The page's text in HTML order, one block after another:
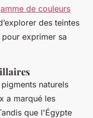
de couleurs
des teintes
exprimer sa
pigments naturels
a marqué les
que l'Égypte